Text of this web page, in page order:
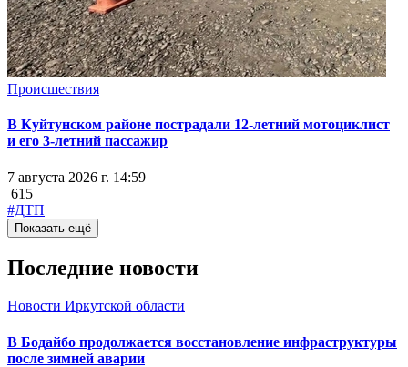
Происшествия
В Куйтунском районе пострадали 12-летний мотоциклист
и его 3-летний пассажир
7 августа 2026 г. 14:59
615
#ДТП
Показать ещё
Последние новости
Новости Иркутской области
В Бодайбо продолжается восстановление инфраструктуры
после зимней аварии